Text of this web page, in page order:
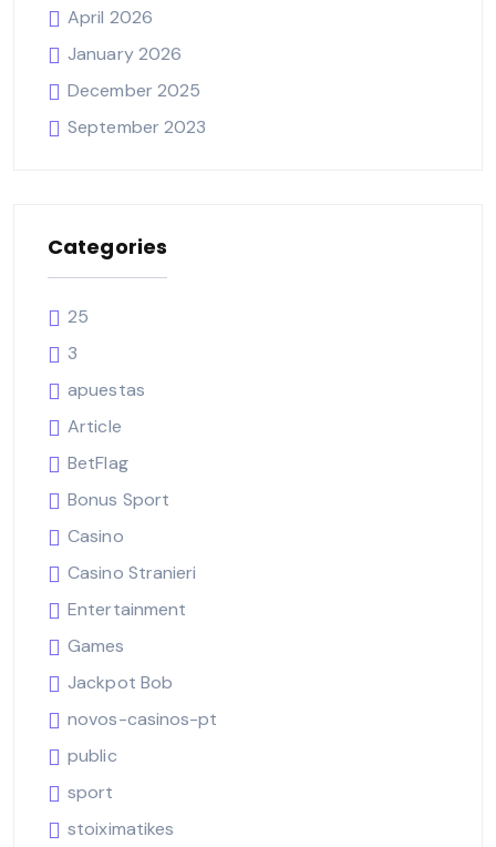
April 2026
January 2026
December 2025
September 2023
Categories
25
3
apuestas
Article
BetFlag
Bonus Sport
Casino
Casino Stranieri
Entertainment
Games
Jackpot Bob
novos-casinos-pt
public
sport
stoiximatikes